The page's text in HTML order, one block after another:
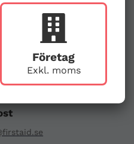
Företag
Exkl. moms
eller i behov
. Det går även bra
nedan.